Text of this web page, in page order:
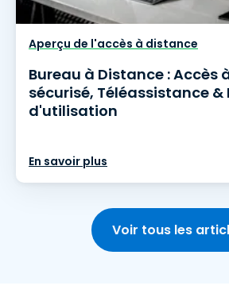
Aperçu de l'accès à distance
Bureau à Distance : Accès
sécurisé, Téléassistance &
d'utilisation
En savoir plus
Voir tous les